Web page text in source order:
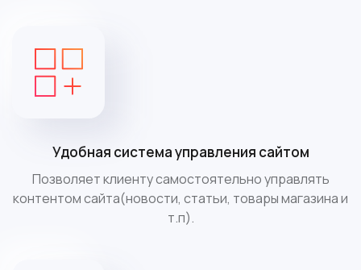
Удобная система управления сайтом
Позволяет клиенту самостоятельно управлять
контентом сайта(новости, статьи, товары магазина и
т.п).